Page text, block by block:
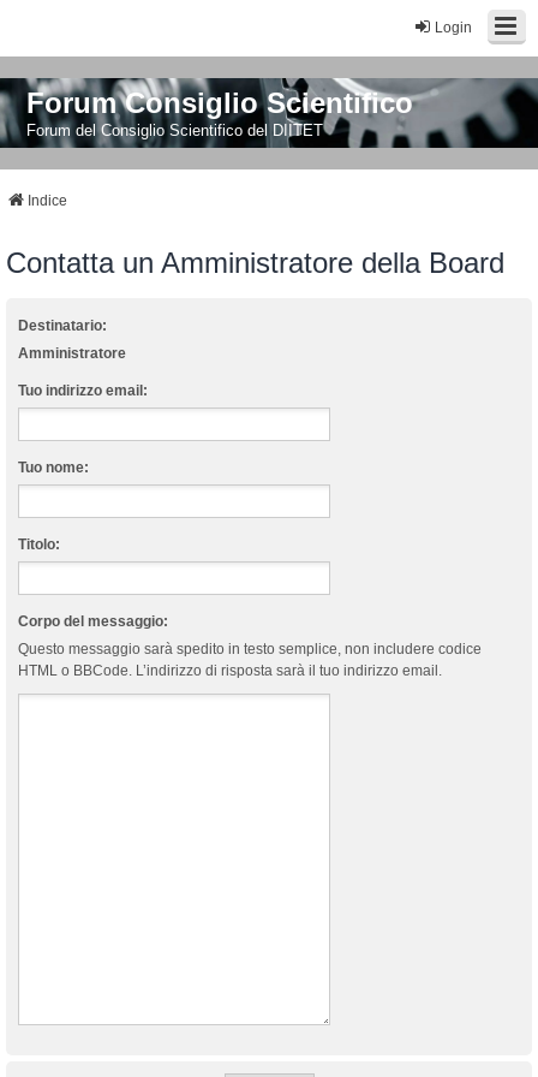
Login
Forum Consiglio Scientifico
Forum del Consiglio Scientifico del DIITET
Indice
Contatta un Amministratore della Board
Destinatario:
Amministratore
Tuo indirizzo email:
Tuo nome:
Titolo:
Corpo del messaggio:
Questo messaggio sarà spedito in testo semplice, non includere codice
HTML o BBCode. L’indirizzo di risposta sarà il tuo indirizzo email.